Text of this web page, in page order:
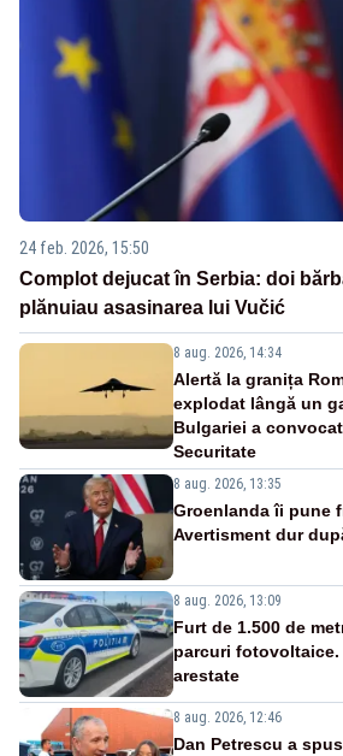
24 feb. 2026, 15:50
Complot dejucat în Serbia: doi
plănuiau asasinarea lui Vučić
8 aug. 2026, 14:34
Alertă la granița
explodat lângă un
Bulgariei a
Securitate
8 aug. 2026, 13:35
Groenlanda îi pune
Avertisment dur
8 aug. 2026, 13:09
Furt de 1.500 de
parcuri fotovoltaice.
arestate
8 aug. 2026, 12:46
Dan Petrescu a